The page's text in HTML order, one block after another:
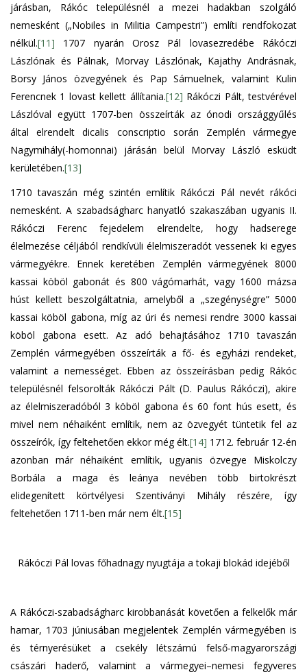
járásban, Rákóc településnél a mezei hadakban szolgáló
nemesként („Nobiles in Militia Campestri”) említi rendfokozat
nélkül.[11] 1707 nyarán Orosz Pál lovasezredébe Rákóczi
Lászlónak és Pálnak, Morvay Lászlónak, Kajathy Andrásnak,
Borsy János özvegyének és Pap Sámuelnek, valamint Kulin
Ferencnek 1 lovast kellett állítania.[12] Rákóczi Pált, testvérével
Lászlóval együtt 1707-ben összeírták az ónodi országgyűlés
által elrendelt dicalis conscriptio során Zemplén vármegye
Nagymihály(-homonnai) járásán belül Morvay László esküdt
kerületében.[13]
1710 tavaszán még szintén említik Rákóczi Pál nevét rákóci
nemesként. A szabadságharc hanyatló szakaszában ugyanis II.
Rákóczi Ferenc fejedelem elrendelte, hogy hadserege
élelmezése céljából rendkívüli élelmiszeradót vessenek ki egyes
vármegyékre. Ennek keretében Zemplén vármegyének 8000
kassai köböl gabonát és 800 vágómarhát, vagy 1600 mázsa
húst kellett beszolgáltatnia, amelyből a „szegénységre” 5000
kassai köböl gabona, míg az úri és nemesi rendre 3000 kassai
köböl gabona esett. Az adó behajtásához 1710 tavaszán
Zemplén vármegyében összeírták a fő- és egyházi rendeket,
valamint a nemességet. Ebben az összeírásban pedig Rákóc
településnél felsorolták Rákóczi Pált (D. Paulus Rákóczi), akire
az élelmiszeradóból 3 köböl gabona és 60 font hús esett, és
mivel nem néhaiként említik, nem az özvegyét tüntetik fel az
összeírók, így feltehetően ekkor még élt.[14] 1712. február 12-én
azonban már néhaiként említik, ugyanis özvegye Miskolczy
Borbála a maga és leánya nevében több birtokrészt
elidegenített körtvélyesi Szentiványi Mihály részére, így
feltehetően 1711-ben már nem élt.[15]
Rákóczi Pál lovas főhadnagy nyugtája a tokaji blokád idejéből
A Rákóczi-szabadságharc kirobbanását követően a felkelők már
hamar, 1703 júniusában megjelentek Zemplén vármegyében is
és térnyerésüket a csekély létszámú felső-magyarországi
császári haderő, valamint a vármegyei–nemesi fegyveres